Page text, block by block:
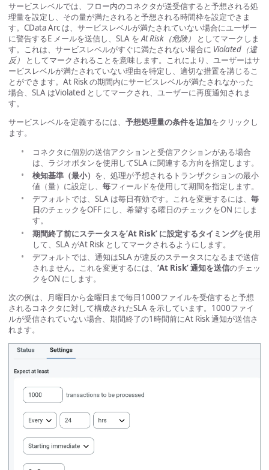
サービスレベルでは、フロー内のコネクタが送受信すると予想される処
理量を設定し、その量が満たされると予想される時間枠を設定できま
す。CData Arc は、サービスレベルが満たされていない場合にユーザー
に警告するE メールを送信し、SLA をAt Risk（危険）
としてマークしま
す。これは、サービスレベルがすぐに満たされない場合に Violated（違
反）
としてマークされることを意味します。これにより、ユーザーはサ
ービスレベルが満たされていない理由を特定し、適切な措置を講じるこ
とができます。At Risk の期間内にサービスレベルが満たされなかった
場合、SLA はViolated としてマークされ、ユーザーに再度通知されま
す。
サービスレベルを定義するには、 予想処理量の条件を追加をクリックし
ます。
コネクタに個別の送信アクションと受信アクションがある場合
は、ラジオボタンを使用してSLA に関連する方向を指定します。
検知基準（最小） を、処理が予想されるトランザクションの最小
値（量）に設定し、 毎フィールドを使用して期間を指定します。
デフォルトでは、SLA は毎日有効です。これを変更するには、 毎
日のチェックをOFF にし、希望する曜日のチェックをON にしま
す。
期間終了前にステータスを’At Risk’ に設定するタイミングを使用
して、SLA がAt Risk としてマークされるようにします。
デフォルトでは、通知はSLA が違反のステータスになるまで送信
されません。これを変更するには、 ‘At Risk’ 通知を送信のチェッ
クをON にします。
次の例は、月曜日から金曜日まで毎日1000ファイルを受信すると予想
されるコネクタに対して構成されたSLA を示しています。1000ファイ
ルが受信されていない場合、期間終了の1時間前にAt Risk 通知が送信さ
れます。